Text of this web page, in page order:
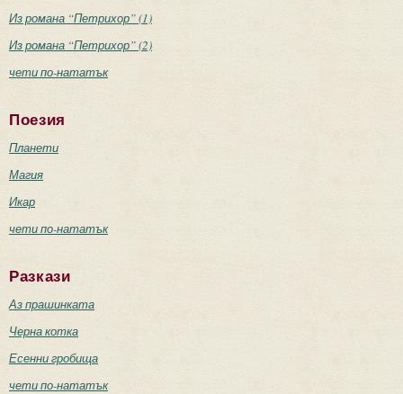
Из романа “Петрихор” (1)
Из романа “Петрихор” (2)
чети по-нататък
Поезия
Планети
Магия
Икар
чети по-нататък
Разкази
Аз прашинката
Черна котка
Есенни гробища
чети по-нататък